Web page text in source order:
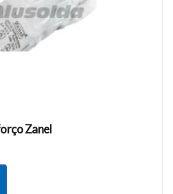
Zanel